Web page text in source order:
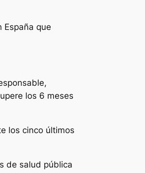
que
los 6 meses
los cinco últimos
de salud pública